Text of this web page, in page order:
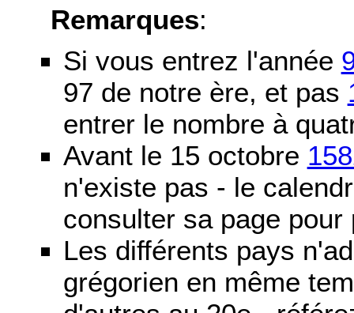
Remarques:
Si vous entrez l'année
97 de notre ère, et pas
entrer le nombre à
Avant le 15 octobre
n'existe pas - le
consulter sa page pour
Les différents pays
grégorien en même